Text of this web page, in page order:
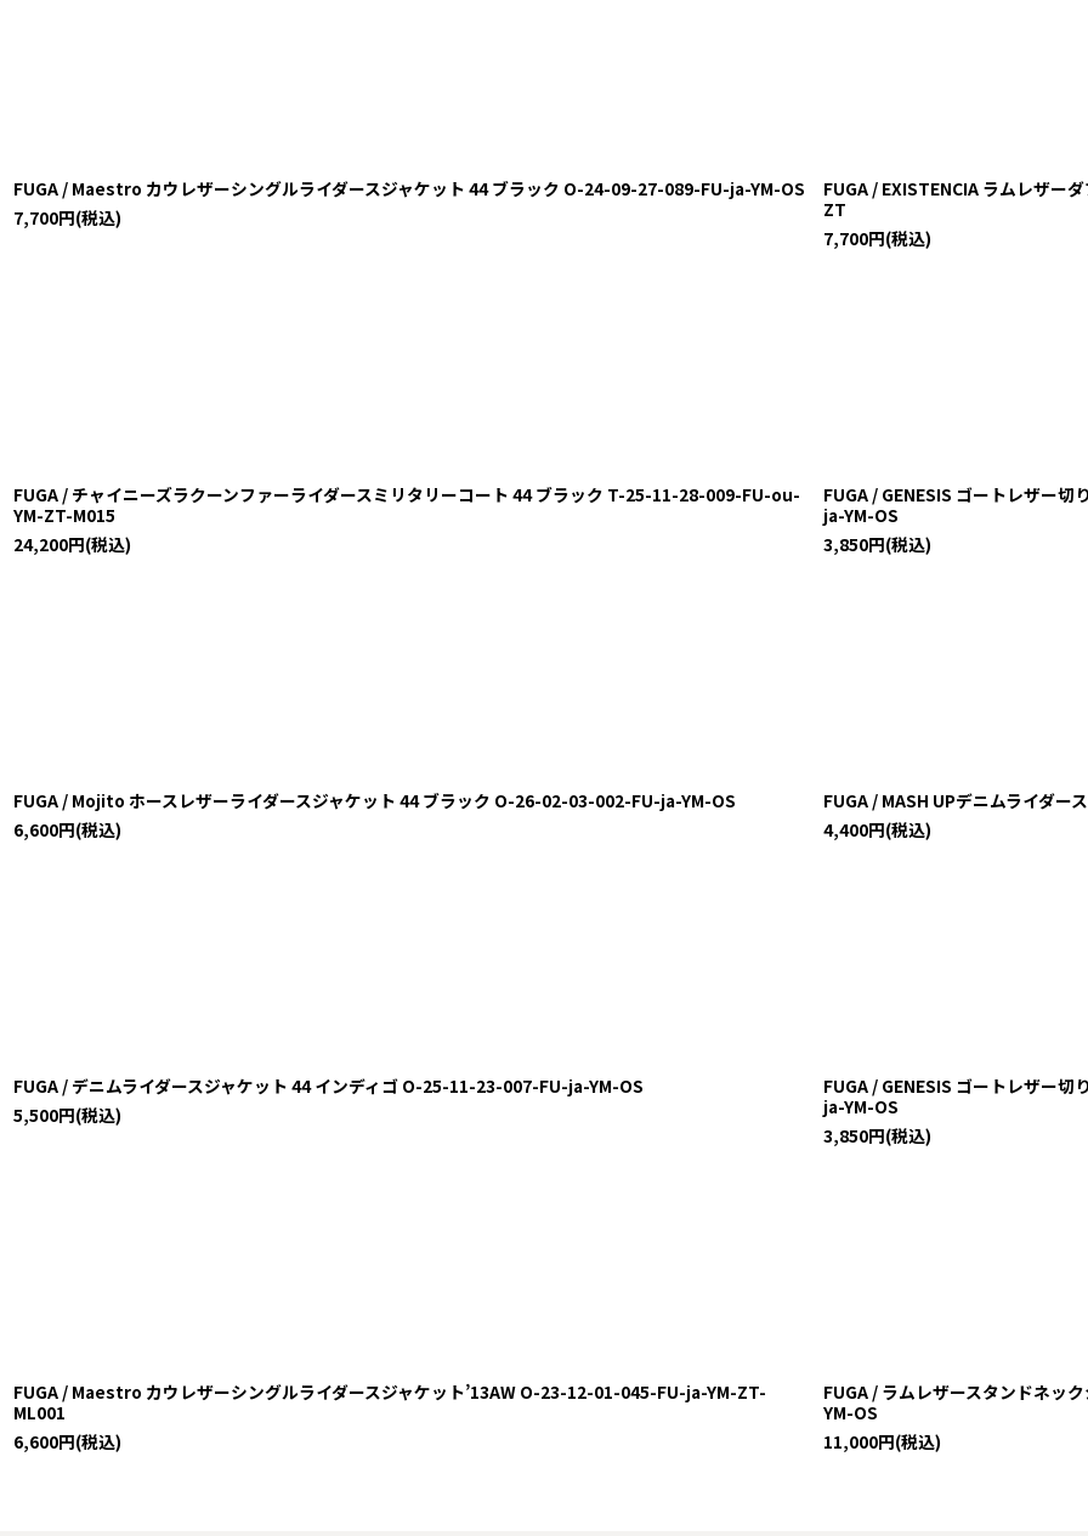
FUGA / Maestro カウレザーシングルライダースジャケット 44 ブラック O-24-09-27-089-FU-ja-YM-OS
7,700円(税込)
FUGA / EXISTENCIA ラムレザー
ZT
7,700円(税込)
FUGA / チャイニーズラクーンファーライダースミリタリーコート 44 ブラック T-25-11-28-009-FU-ou-
YM-ZT-M015
24,200円(税込)
FUGA / GENESIS ゴートレザー
ja-YM-OS
3,850円(税込)
FUGA / Mojito ホースレザーライダースジャケット 44 ブラック O-26-02-03-002-FU-ja-YM-OS
6,600円(税込)
FUGA / MASH UPデニムライダ
4,400円(税込)
FUGA / デニムライダースジャケット 44 インディゴ O-25-11-23-007-FU-ja-YM-OS
5,500円(税込)
FUGA / GENESIS ゴートレザー
ja-YM-OS
3,850円(税込)
FUGA / Maestro カウレザーシングルライダースジャケット’13AW O-23-12-01-045-FU-ja-YM-ZT-
ML001
6,600円(税込)
FUGA / ラムレザースタンドネッ
YM-OS
11,000円(税込)